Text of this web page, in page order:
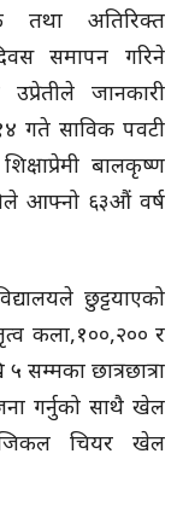
तथा अतिरिक्त
समापन गरिने
उप्रेतीले जानकारी
गते साविक पवटी
बालकृष्ण
आफ्नो ६३औं वर्ष
छुट्टयाएको
कला,१००,२०० र
सम्मका छात्रछात्रा
गर्नुको साथै खेल
चियर खेल